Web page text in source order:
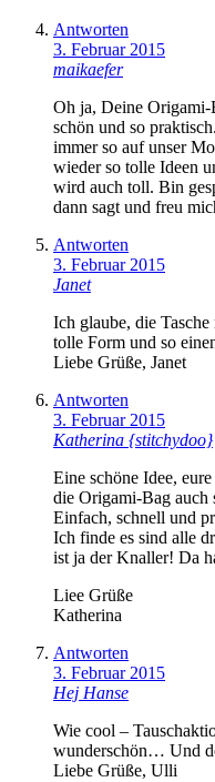
Antworten
3. Februar 2015
maikaefer
Oh ja, Deine Origami-
schön und so
immer so auf unser
wieder so tolle Ideen
wird auch toll. Bin
dann sagt und freu
Antworten
3. Februar 2015
Janet
Ich glaube, die
tolle Form und so
Liebe Grüße, Janet
Antworten
3. Februar 2015
Katherina {stitchydoo}
Eine schöne Idee,
die Origami-Bag auch
Einfach, schnell und
Ich finde es sind alle
ist ja der Knaller! Da
Liee Grüße
Katherina
Antworten
3. Februar 2015
Hej Hanse
Wie cool –
wunderschön… Und
Liebe Grüße, Ulli